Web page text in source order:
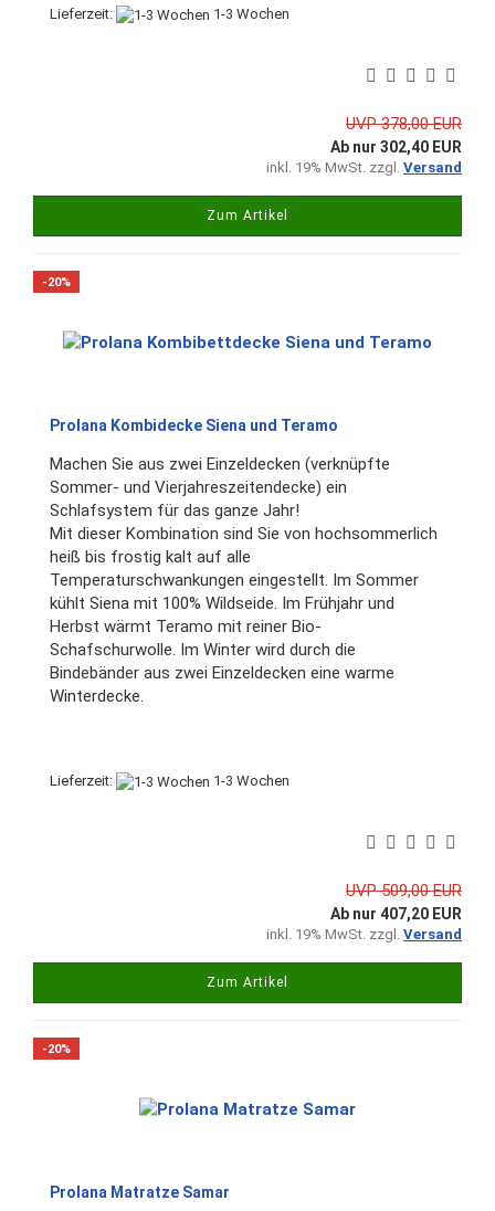
Lieferzeit: 1-3 Wochen
UVP 378,00 EUR
Ab nur 302,40 EUR
inkl. 19% MwSt. zzgl. Versand
Zum Artikel
-20%
Prolana Kombidecke Siena und Teramo
Machen Sie aus zwei Einzeldecken (verknüpfte
Sommer- und Vierjahreszeitendecke) ein
Schlafsystem für das ganze Jahr!
Mit dieser Kombination sind Sie von hochsommerlich
heiß bis frostig kalt auf alle
Temperaturschwankungen eingestellt. Im Sommer
kühlt Siena mit 100% Wildseide. Im Frühjahr und
Herbst wärmt Teramo mit reiner Bio-
Schafschurwolle. Im Winter wird durch die
Bindebänder aus zwei Einzeldecken eine warme
Winterdecke.
Lieferzeit: 1-3 Wochen
UVP 509,00 EUR
Ab nur 407,20 EUR
inkl. 19% MwSt. zzgl. Versand
Zum Artikel
-20%
Prolana Matratze Samar